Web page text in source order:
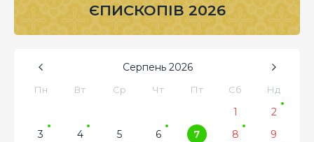
ЄПИСКОПІВ 2026
Серпень 2026
Пн Вт Ср Чт Пт Сб Нд
1
2
3
4 5 6 7 8
9